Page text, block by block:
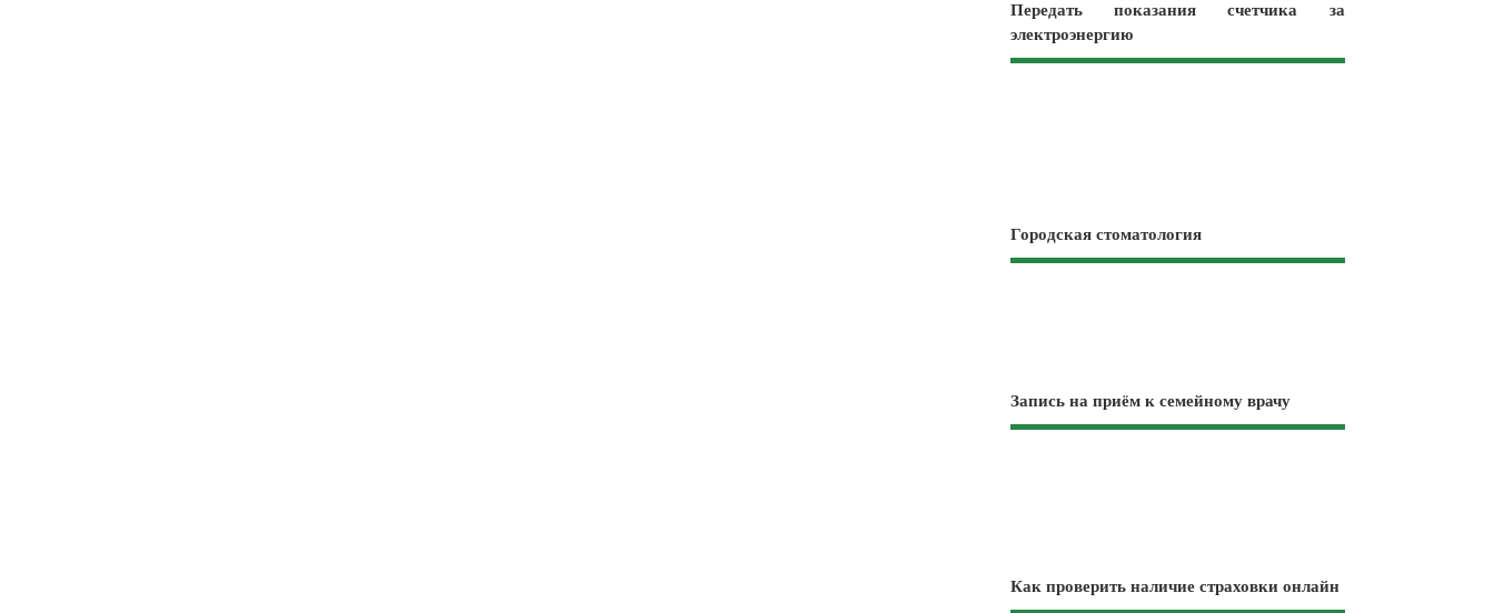
Передать показания счетчика за
электроэнергию
Городская стоматология
Запись на приём к семейному врачу
Как проверить наличие страховки онлайн